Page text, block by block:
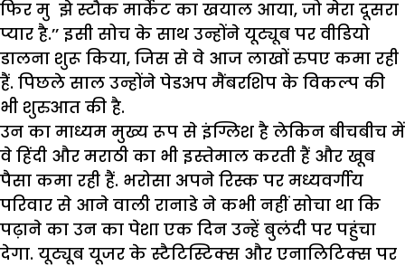
फिर मु झे स्टौक मार्केट का खयाल आया, जो मेरा दूसरा
प्यार है.’’ इसी सोच के साथ उन्होंने यूट्यूब पर वीडियो
डालना शुरू किया, जिस से वे आज लाखों रुपए कमा रही
हैं. पिछले साल उन्होंने पेडअप मैंबरशिप के विकल्प की
भी शुरुआत की है.
उन का माध्यम मुख्य रूप से इंग्लिश है लेकिन बीचबीच में
वे हिंदी और मराठी का भी इस्तेमाल करती हैं और खूब
पैसा कमा रही हैं. भरोसा अपने रिस्क पर मध्यवर्गीय
परिवार से आने वाली रानाडे ने कभी नहीं सोचा था कि
पढ़ाने का उन का पेशा एक दिन उन्हें बुलंदी पर पहुंचा
देगा. यूट्यूब यूजर के स्टैटिस्टिक्स और एनालिटिक्स पर